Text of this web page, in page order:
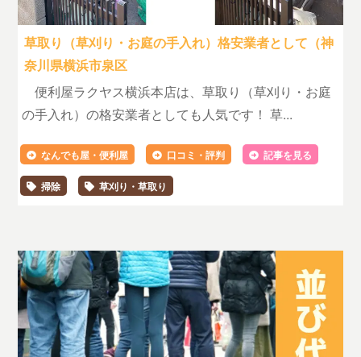
草取り（草刈り・お庭の手入れ）格安業者として（神
奈川県横浜市泉区
便利屋ラクヤス横浜本店は、草取り（草刈り・お庭
の手入れ）の格安業者としても人気です！ 草...
なんでも屋・便利屋 口コミ・評判 記事を見る
掃除 草刈り・草取り